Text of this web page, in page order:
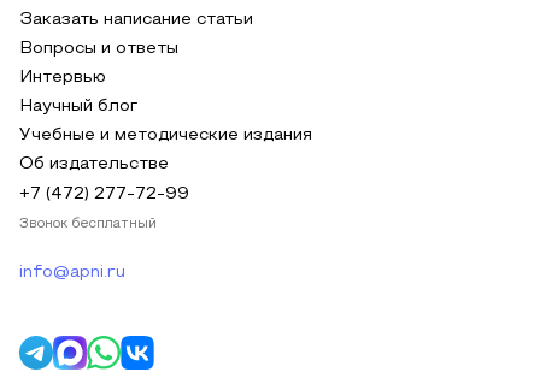
Заказать написание статьи
Вопросы и ответы
Интервью
Научный блог
Учебные и методические издания
Об издательстве
+7 (472) 277-72-99
Звонок бесплатный
info@apni.ru